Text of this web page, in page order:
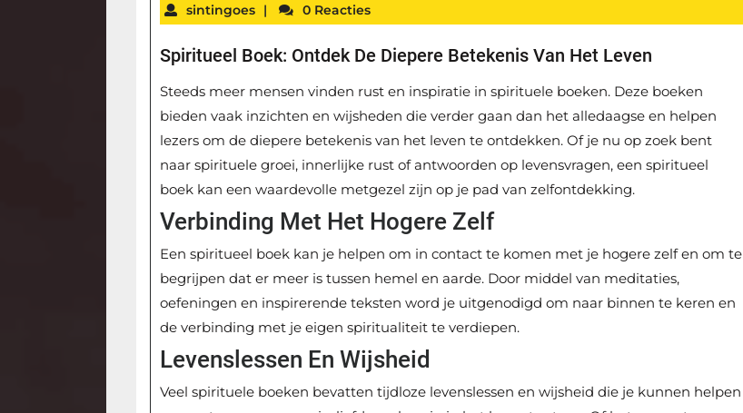
sintingoes | 0 Reacties
Spiritueel Boek: Ontdek De Diepere Betekenis Van Het Leven
Steeds meer mensen vinden rust en inspiratie in spirituele boeken. Deze boeken
bieden vaak inzichten en wijsheden die verder gaan dan het alledaagse en helpen
lezers om de diepere betekenis van het leven te ontdekken. Of je nu op zoek bent
naar spirituele groei, innerlijke rust of antwoorden op levensvragen, een spiritueel
boek kan een waardevolle metgezel zijn op je pad van zelfontdekking.
Verbinding Met Het Hogere Zelf
Een spiritueel boek kan je helpen om in contact te komen met je hogere zelf en om te
begrijpen dat er meer is tussen hemel en aarde. Door middel van meditaties,
oefeningen en inspirerende teksten word je uitgenodigd om naar binnen te keren en
de verbinding met je eigen spiritualiteit te verdiepen.
Levenslessen En Wijsheid
Veel spirituele boeken bevatten tijdloze levenslessen en wijsheid die je kunnen helpen